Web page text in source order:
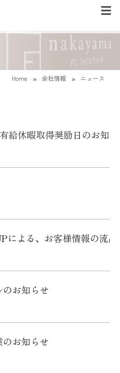
メ
ニ
ー
Home » 会社情報 » ニュース
給休暇取得奨励日のお知
による、お客様情報の流
お知らせ
お知らせ